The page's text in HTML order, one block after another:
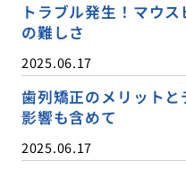
トラブル発生！マウ
の難しさ
2025.06.17
歯列矯正のメリット
影響も含めて
2025.06.17